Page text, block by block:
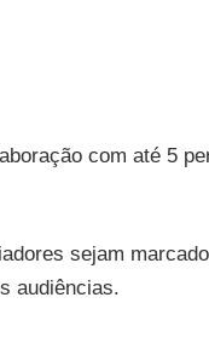
com até 5
sejam
audiências.